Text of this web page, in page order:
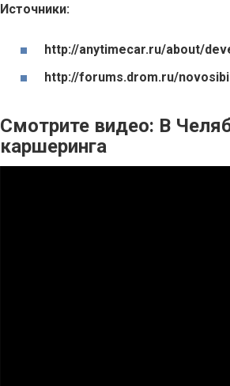
Источники:
http://anytimecar.ru/about/
http://forums.drom.ru/
Смотрите видео: В
каршеринга